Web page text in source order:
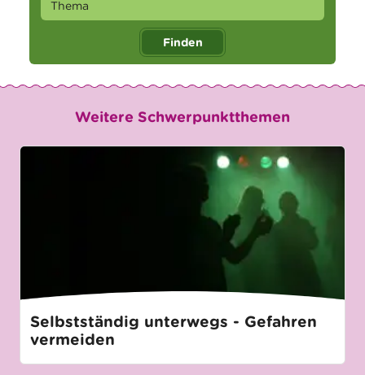
Finden
Weitere Schwerpunktthemen
Selbstständig unterwegs - Gefahren
vermeiden